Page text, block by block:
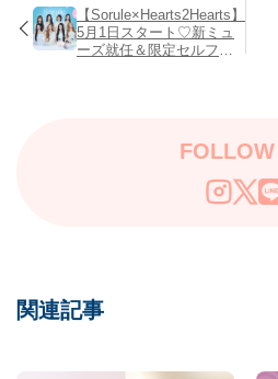
【Sorule×Hearts2Hearts】
5月1日スタート♡新ミュ
ーズ就任＆限定セルフィ
関連記事